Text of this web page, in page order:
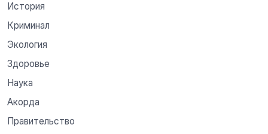
История
Криминал
Экология
Здоровье
Наука
Акорда
Правительство